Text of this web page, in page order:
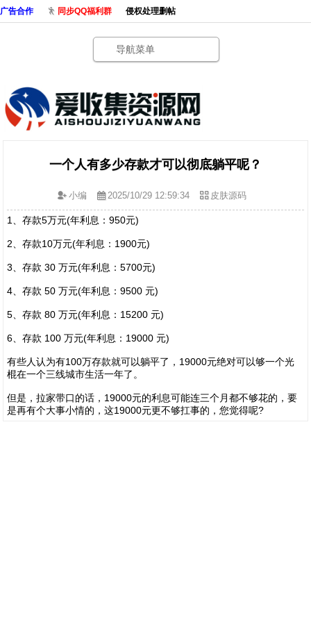
广告合作 同步QQ福利群 侵权处理删帖
导航菜单
一个人有多少存款才可以彻底躺平呢？
小编 2025/10/29 12:59:34 皮肤源码
1、存款5万元(年利息：950元)
2、存款10万元(年利息：1900元)
3、存款 30 万元(年利息：5700元)
4、存款 50 万元(年利息：9500 元)
5、存款 80 万元(年利息：15200 元)
6、存款 100 万元(年利息：19000 元)
有些人认为有100万存款就可以躺平了，19000元绝对可以够一个光
棍在一个三线城市生活一年了。
但是，拉家带口的话，19000元的利息可能连三个月都不够花的，要
是再有个大事小情的，这19000元更不够扛事的，您觉得呢?